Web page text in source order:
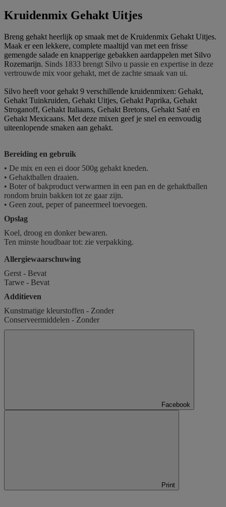
Kruidenmix Gehakt Uitjes
Breng gehakt heerlijk op smaak met de Kruidenmix Gehakt Uitjes.
Maak er een lekkere, complete maaltijd van met een frisse
gemengde salade en knapperige gebakken aardappelen met Silvo
Rozemarijn. Sinds 1833 brengt Silvo u passie en expertise in deze
vertrouwde mix voor gehakt, met de zachte smaak van ui.
Silvo heeft voor gehakt 9 verschillende kruidenmixen: Gehakt,
Gehakt Tuinkruiden, Gehakt Uitjes, Gehakt Paprika, Gehakt
Stroganoff, Gehakt Italiaans, Gehakt Bretons, Gehakt Saté en
Gehakt Mexicaans. Met deze mixen geef je snel en eenvoudig
uiteenlopende smaken aan gehakt.
Bereiding en gebruik
• De mix en een ei door 500g gehakt kneden.
• Gehaktballen draaien.
• Boter of bakproduct verwarmen in een pan en de gehaktballen
rondom bruin bakken tot ze gaar zijn.
• Geen zout, peper of paneermeel toevoegen.
Opslag
Koel, droog en donker bewaren.
Ten minste houdbaar tot: zie verpakking.
Allergiewaarschuwing
Gerst - Bevat
Tarwe - Bevat
Additieven
Kunstmatige kleurstoffen - Zonder
Conserveermiddelen - Zonder
Facebook
Print